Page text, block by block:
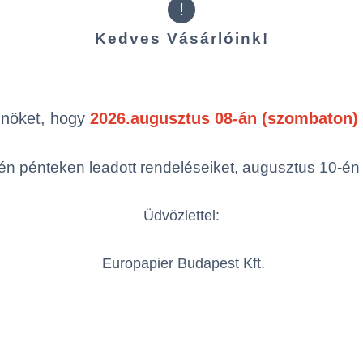
Cikkszám g/m² Szélesség
CHPCO380 80 g/m² 420 mm
!
Kedves Vásárlóink!
hogy 2026.augusztus 08-án
pénteken leadott rendeléseiket, augusztus 10-
Üdvözlettel:
Europapier Budapest Kft.